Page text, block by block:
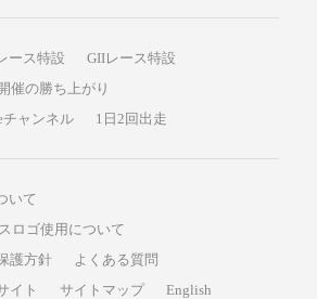
ース特設
GIIレース特設
催の勝ち上がり
チャンネル 1日2回出走
いて
ロゴ使用について
護方針
よくある質問
イト サイトマップ English